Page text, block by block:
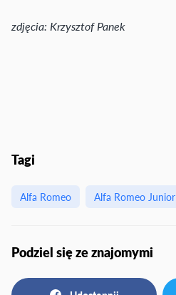
zdjęcia: Krzysztof Panek
Tagi
Alfa Romeo Alfa Romeo Junior
Podziel się ze znajomymi